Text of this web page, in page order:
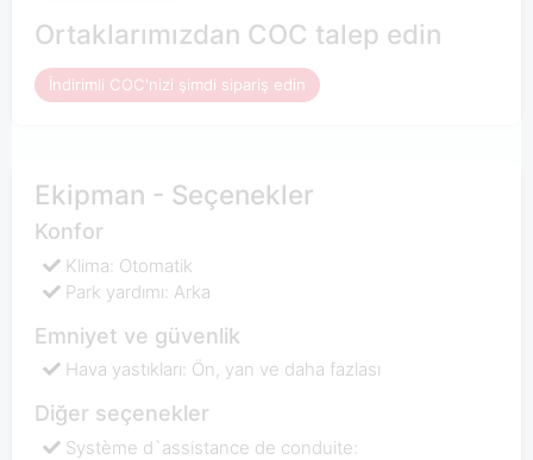
Ortaklarımızdan COC talep edin
İndirimli COC'nizi şimdi sipariş edin
Ekipman - Seçenekler
Konfor
Klima: Otomatik
Park yardımı: Arka
Emniyet ve güvenlik
Hava yastıkları: Ön, yan ve daha fazlası
Diğer seçenekler
Système d`assistance de conduite: